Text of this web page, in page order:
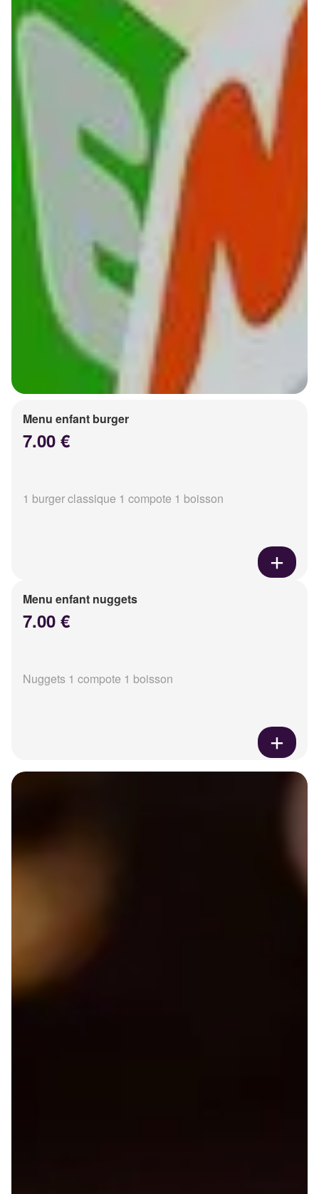
Menu enfant burger
7.00 €
1 burger classique 1 compote 1 boisson
Menu enfant nuggets
7.00 €
Nuggets 1 compote 1 boisson